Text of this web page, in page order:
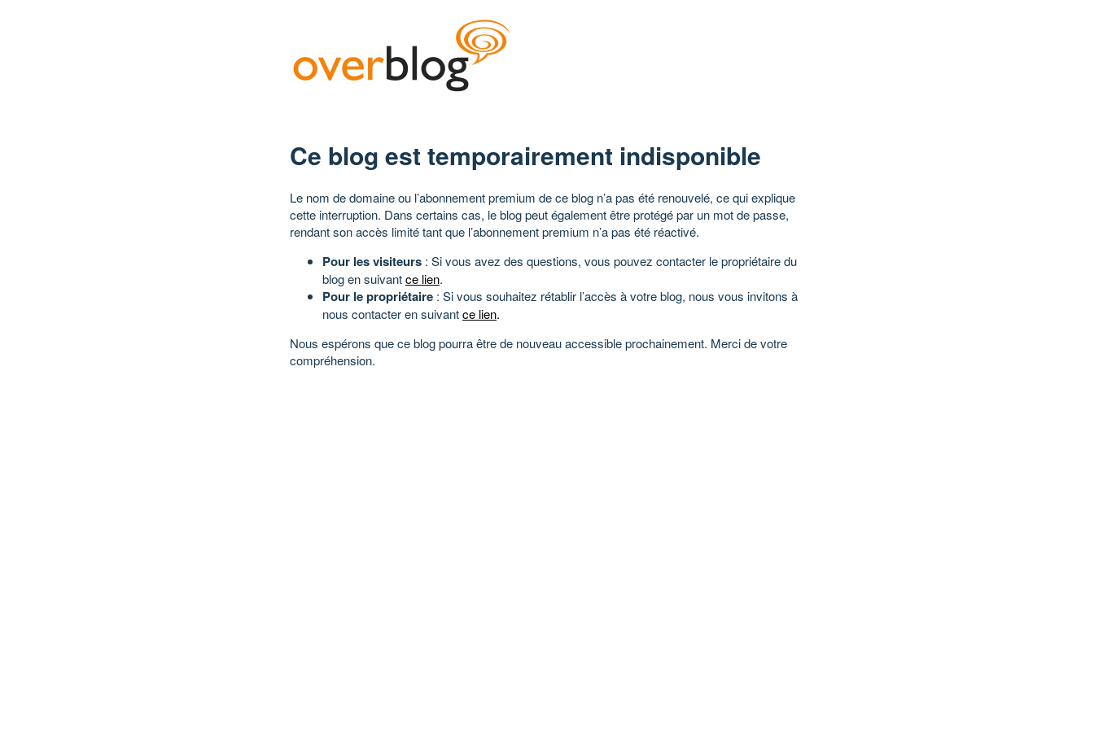
Ce blog est temporairement indisponible
Le nom de domaine ou l’abonnement premium de ce blog n’a pas été renouvelé, ce qui explique
cette interruption. Dans certains cas, le blog peut également être protégé par un mot de passe,
rendant son accès limité tant que l’abonnement premium n’a pas été réactivé.
Pour les visiteurs : Si vous avez des questions, vous pouvez contacter le propriétaire du
blog en suivantce lien.
Pour le propriétaire : Si vous souhaitez rétablir l’accès à votre blog, nous vous invitons à
nous contacter en suivantce lien.
Nous espérons que ce blog pourra être de nouveau accessible prochainement. Merci de votre
compréhension.